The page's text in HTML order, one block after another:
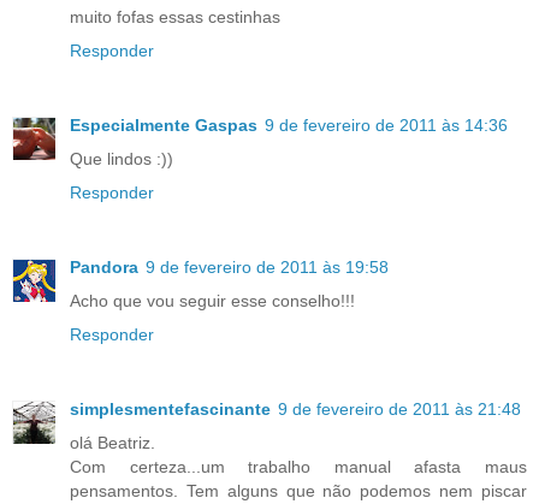
muito fofas essas cestinhas
Responder
Especialmente Gaspas 9 de fevereiro de 2011 às 14:36
Que lindos :))
Responder
Pandora 9 de fevereiro de 2011 às 19:58
Acho que vou seguir esse conselho!!!
Responder
simplesmentefascinante 9 de fevereiro de 2011 às 21:48
olá Beatriz.
Com certeza...um trabalho manual afasta maus
pensamentos. Tem alguns que não podemos nem piscar